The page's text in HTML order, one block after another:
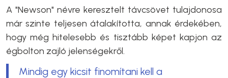
A "Newson" névre keresztelt távcsövet tulajdonosa
már szinte teljesen átalakította, annak érdekében,
hogy még hitelesebb és tisztább képet kapjon az
égbolton zajló jelenségekről.
Mindig egy kicsit finomítani kell a